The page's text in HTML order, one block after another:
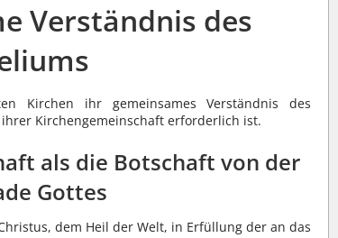
Verständnis des
Kirchen ihr gemeinsames Verständnis des
Kirchengemeinschaft erforderlich ist.
als die Botschaft von der
Gottes
dem Heil der Welt, in Erfüllung der an das